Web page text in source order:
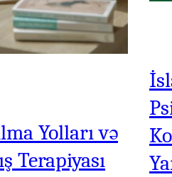
Yolları və
Terapiyası